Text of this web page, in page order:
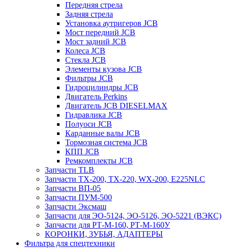
Передняя стрела
Задняя стрела
Установка аутригеров JCB
Мост передний JCB
Мост задний JCB
Колеса JCB
Стекла JCB
Элементы кузова JCB
Фильтры JCB
Гидроцилиндры JCB
Двигатель Perkins
Двигатель JCB DIESELMAX
Гидравлика JCB
Полуоси JCB
Карданные валы JCB
Тормозная система JCB
КПП JCB
Ремкомплекты JCB
Запчасти TLB
Запчасти TX-200, TX-220, WX-200, E225NLC
Запчасти ВП-05
Запчасти ПУМ-500
Запчасти Эксмаш
Запчасти для ЭО-5124, ЭО-5126, ЭО-5221 (ВЭКС)
Запчасти для РТ-М-160, РТ-М-160У
КОРОНКИ, ЗУБЬЯ, АДАПТЕРЫ
Фильтра для спецтехники